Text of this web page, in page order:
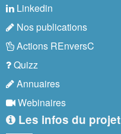
Linkedin
Nos publications
Actions REnversC
Quizz
Annuaires
Webinaires
Les infos du projet